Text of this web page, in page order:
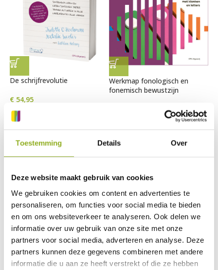
Toestemming Details Over
Deze website maakt gebruik van cookies
We gebruiken cookies om content en advertenties te
personaliseren, om functies voor social media te bieden
en om ons websiteverkeer te analyseren. Ook delen we
informatie over uw gebruik van onze site met onze
partners voor social media, adverteren en analyse. Deze
partners kunnen deze gegevens combineren met andere
informatie die u aan ze heeft verstrekt of die ze hebben
De schrijfrevolutie
€ 54,95
Werkmap fonologisch en
fonemisch bewustzijn
Resultaat met rekenen en
wiskunde
Oracy, de kracht van spreken,